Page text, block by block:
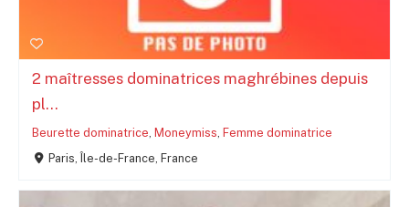
2 maîtresses dominatrices maghrébines depuis
pl...
Beurette dominatrice Moneymiss Femme dominatrice
Paris, Île-de-France, France